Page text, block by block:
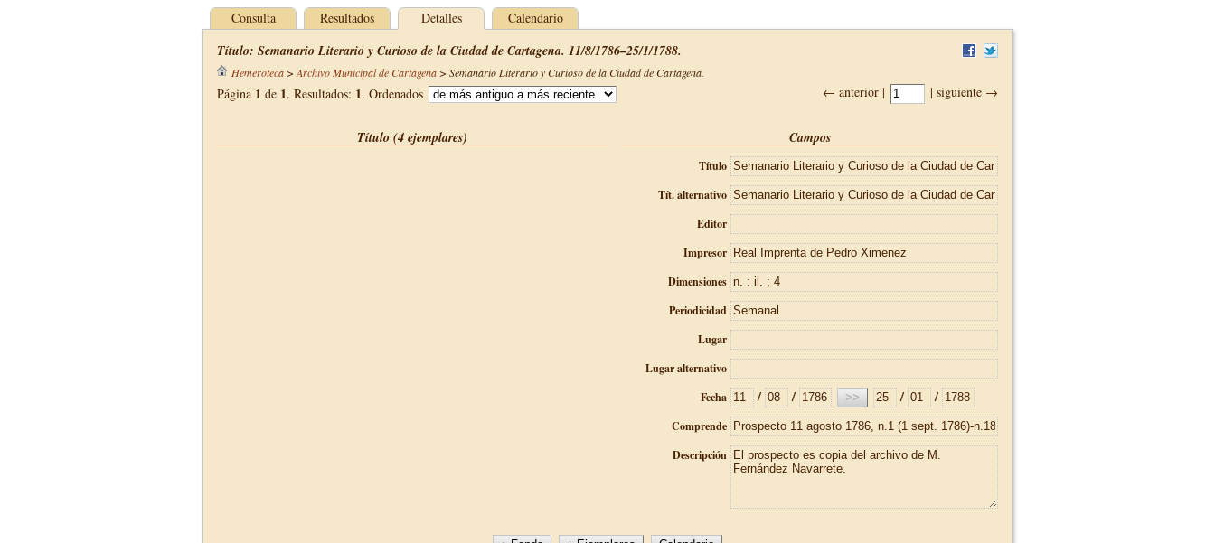
Consulta Resultados Detalles Calendario
Título: Semanario Literario y Curioso de la Ciudad de Cartagena. 11/8/1786–25/1/1788.
Hemeroteca> Archivo Municipal de Cartagena> Semanario Literario y Curioso de la Ciudad de Cartagena.
← anterior | | siguiente →
Página 1 de 1. Resultados: 1. Ordenados
Título (4 ejemplares) Campos
Título
Tít. alternativo
Editor
Impresor
Dimensiones
Periodicidad
Lugar
Lugar alternativo
Fecha
/ / / /
Comprende
Descripción